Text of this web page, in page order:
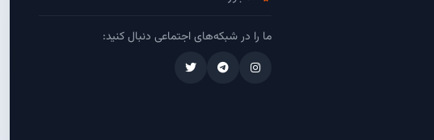
ما را در شبکه‌های اجتماعی دنبال کنید: